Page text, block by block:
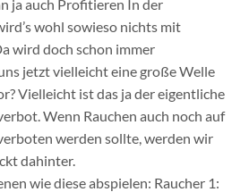
ja auch Profitieren In der
wohl sowieso nichts mit
wird doch schon immer
jetzt vielleicht eine große Welle
Vielleicht ist das ja der eigentliche
Wenn Rauchen auch noch auf
werden sollte, werden wir
dahinter.
wie diese abspielen: Raucher 1: